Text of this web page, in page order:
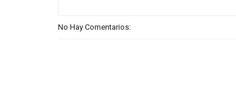
No Hay Comentarios: